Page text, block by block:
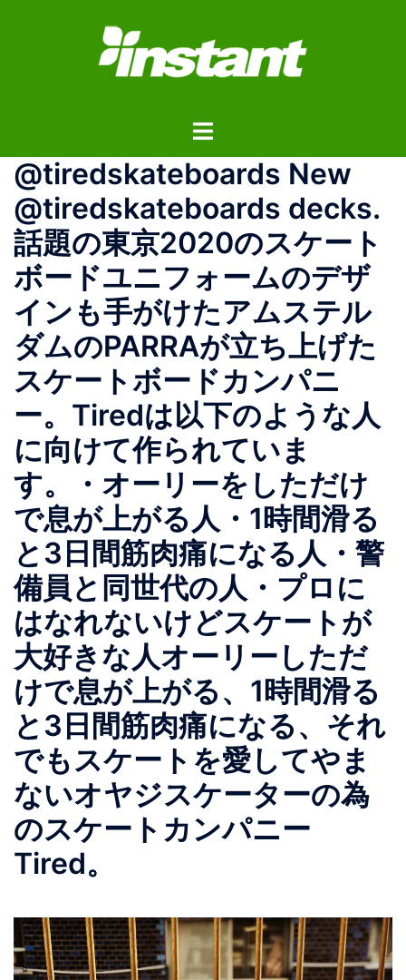
ス
ト
ル
ニ
ュ
@tiredskateboards New
@tiredskateboards decks.
話題の東京2020のスケート
ボードユニフォームのデザ
インも手がけたアムステル
ダムのPARRAが立ち上げた
スケートボードカンパニ
ー。Tiredは以下のような人
に向けて作られていま
す。・オーリーをしただけ
で息が上がる人・1時間滑る
と3日間筋肉痛になる人・警
備員と同世代の人・プロに
はなれないけどスケートが
大好きな人オーリーしただ
けで息が上がる、1時間滑る
と3日間筋肉痛になる、それ
でもスケートを愛してやま
ないオヤジスケーターの為
のスケートカンパニー
Tired。